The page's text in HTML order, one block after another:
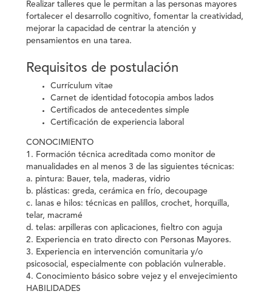
Realizar talleres que le permitan a las personas mayores
fortalecer el desarrollo cognitivo, fomentar la creatividad,
mejorar la capacidad de centrar la atención y
pensamientos en una tarea.
Requisitos de postulación
Currículum vitae
Carnet de identidad fotocopia ambos lados
Certificados de antecedentes simple
Certificación de experiencia laboral
CONOCIMIENTO
1. Formación técnica acreditada como monitor de
manualidades en al menos 3 de las siguientes técnicas:
a. pintura: Bauer, tela, maderas, vidrio
b. plásticas: greda, cerámica en frío, decoupage
c. lanas e hilos: técnicas en palillos, crochet, horquilla,
telar, macramé
d. telas: arpilleras con aplicaciones, fieltro con aguja
2. Experiencia en trato directo con Personas Mayores.
3. Experiencia en intervención comunitaria y/o
psicosocial, especialmente con población vulnerable.
4. Conocimiento básico sobre vejez y el envejecimiento
HABILIDADES